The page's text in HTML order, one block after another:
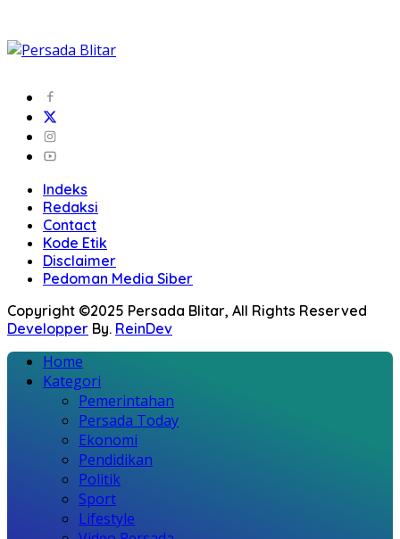
Indeks
Redaksi
Contact
Kode Etik
Disclaimer
Pedoman Media Siber
Copyright ©2025 Persada Blitar, All Rights Reserved
Developper By. ReinDev
Home
Kategori
Pemerintahan
Persada Today
Ekonomi
Pendidikan
Politik
Sport
Lifestyle